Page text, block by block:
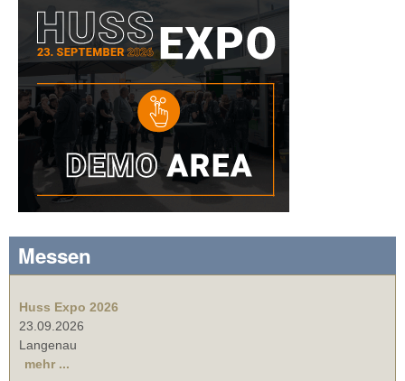
Messen
Huss Expo 2026
23.09.2026
Langenau
mehr ...